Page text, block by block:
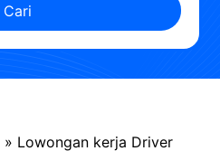
Cari
» Lowongan kerja Driver